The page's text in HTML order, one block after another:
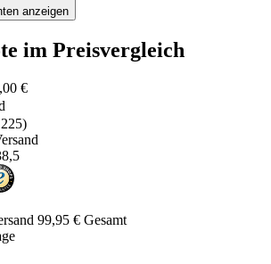
anzeigen
im Preisvergleich
€
99,95 € Gesamt